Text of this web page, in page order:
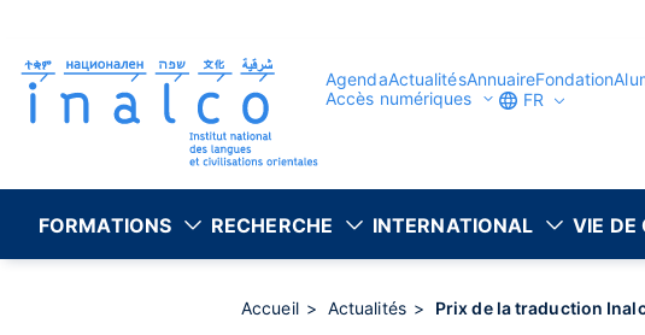
principal
AgendaActualitésAnnuaireFondation
Accès numériques
FR
FORMATIONS RECHERCHE INTERNATIONAL VIE DE
Accueil Actualités Prix de la traduction